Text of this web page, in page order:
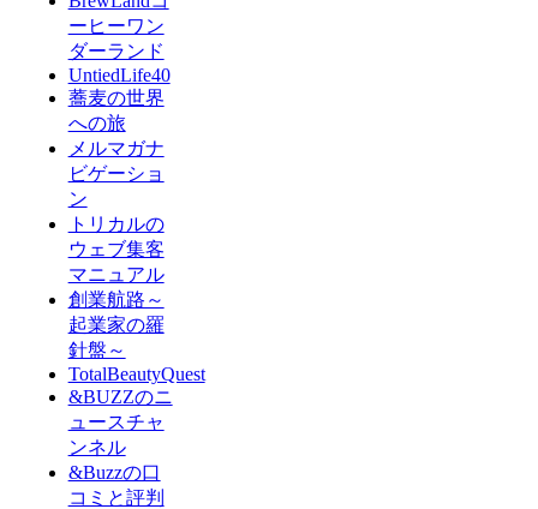
ーヒーワン
ダーランド
UntiedLife40
蕎麦の世界
への旅
メルマガナ
ビゲーショ
ン
トリカルの
ウェブ集客
マニュアル
創業航路～
起業家の羅
針盤～
TotalBeautyQuest
&BUZZのニ
ュースチャ
ンネル
&Buzzの口
コミと評判